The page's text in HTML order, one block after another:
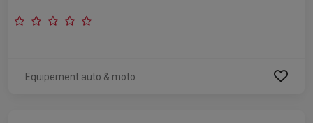
Equipement auto & moto